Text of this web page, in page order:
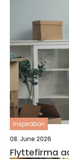
inspiration
08. June 2026
Flyttefirma